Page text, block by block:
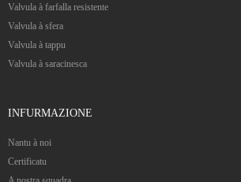
Valvula à farfalla resistente
Valvula à sfera
Valvula à tappu
Valvula à saracinesca
INFURMAZIONE
Nantu à noi
Certificatu